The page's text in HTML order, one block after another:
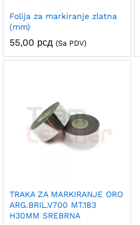
Folija za markiranje zlatna
(mm)
55,00 рсд (Sa PDV)
TRAKA ZA MARKIRANJE ORO
ARG.BRIL.V700 MT.183
H30MM SREBRNA